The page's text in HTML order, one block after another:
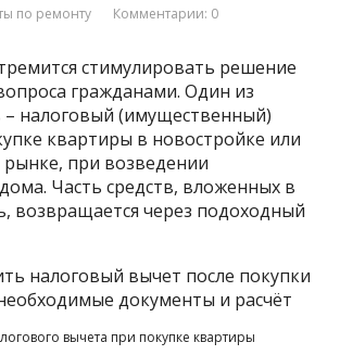
по ремонту Комментарии: 0
стимулировать решение
гражданами. Один из
– налоговый (имущественный)
квартиры в новостройке или
при возведении
Часть средств, вложенных в
возвращается через подоходный
вычета при покупке квартиры